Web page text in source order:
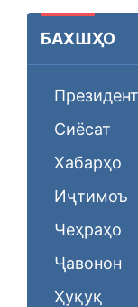
БАХШҲО
Сиёсат
Хабарҳо
Иҷтимоъ
Чеҳраҳо
Ҷавонон
Ҳуқуқ